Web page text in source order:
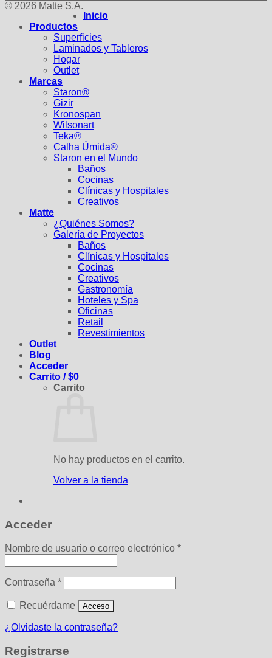
© 2026 Matte S.A.
Inicio
Productos
Superficies
Laminados y Tableros
Hogar
Outlet
Marcas
Staron®
Gizir
Kronospan
Wilsonart
Teka®
Calha Úmida®
Staron en el Mundo
Baños
Cocinas
Clínicas y Hospitales
Creativos
Matte
¿Quiénes Somos?
Galería de Proyectos
Baños
Clínicas y Hospitales
Cocinas
Creativos
Gastronomía
Hoteles y Spa
Oficinas
Retail
Revestimientos
Outlet
Blog
Acceder
Carrito /$0
Carrito
No hay productos en el carrito.
Volver a la tienda
Acceder
Nombre de usuario o correo electrónico *Obligatorio
Contraseña *Obligatorio
Recuérdame Acceso
¿Olvidaste la contraseña?
Registrarse